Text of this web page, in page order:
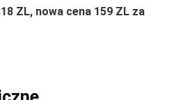
ZL, nowa cena 159 ZL za